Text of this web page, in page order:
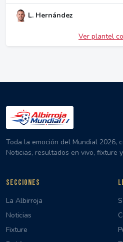
L. Hernández
Ver plantel
Toda la emoción del Mundial 2026,
Noticias, resultados en vivo, fixture
SECCIONES
La Albirroja
Noticias
Fixture